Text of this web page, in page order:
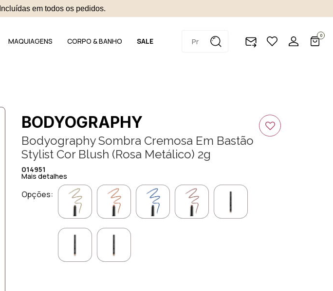
em todos os pedidos.
MAQUIAGENS CORPO & BANHO SALE
0
BODYOGRAPHY
Bodyography Sombra Cremosa Em Bastão
Stylist Cor Blush (Rosa Metálico) 2g
014951
Mais detalhes
Opções: